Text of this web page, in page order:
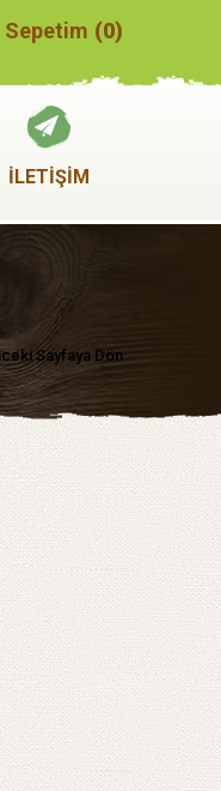
Sepetim 0
İLETİŞİM
Sayfaya Dön